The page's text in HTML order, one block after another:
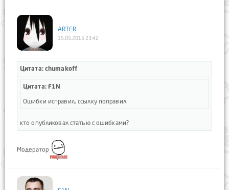
ARTER
15.05.2015 23:42
Цитата: chumakoff
Цитата: F1N
Ошибки исправил, ссылку поправил.
кто опубликовал статью с ошибками?
Модератор